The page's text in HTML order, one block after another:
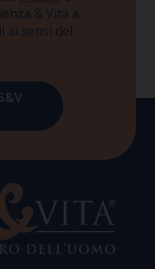
& Vita a
ai sensi del